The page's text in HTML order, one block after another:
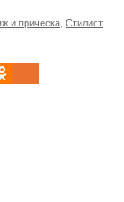
и прическа, Стилист